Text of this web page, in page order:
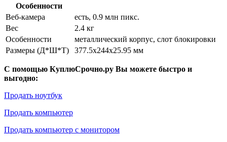
Особенности
Веб-камера
есть, 0.9 млн пикс.
Вес
2.4 кг
Особенности
металлический корпус, слот блокировки
Размеры (Д*Ш*Т)
377.5x244x25.95 мм
С помощью КуплюСрочно.ру Вы можете быстро и
выгодно:
Продать ноутбук
Продать компьютер
Продать компьютер с монитором